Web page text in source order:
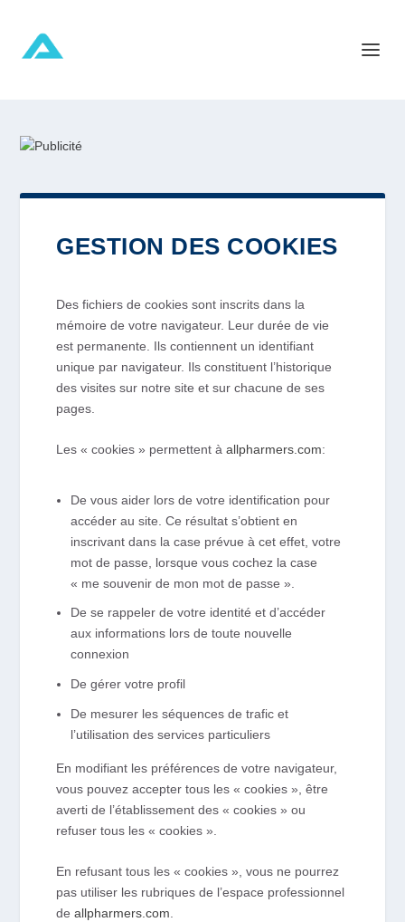
GESTION DES COOKIES
Des fichiers de cookies sont inscrits dans la
mémoire de votre navigateur. Leur durée de vie
est permanente. Ils contiennent un identifiant
unique par navigateur. Ils constituent l’historique
des visites sur notre site et sur chacune de ses
pages.
Les « cookies » permettent àallpharmers.com:
De vous aider lors de votre identification pour
accéder au site. Ce résultat s’obtient en
inscrivant dans la case prévue à cet effet, votre
mot de passe, lorsque vous cochez la case
« me souvenir de mon mot de passe ».
De se rappeler de votre identité et d’accéder
aux informations lors de toute nouvelle
connexion
De gérer votre profil
De mesurer les séquences de trafic et
l’utilisation des services particuliers
En modifiant les préférences de votre navigateur,
vous pouvez accepter tous les « cookies », être
averti de l’établissement des « cookies » ou
refuser tous les « cookies ».
En refusant tous les « cookies », vous ne pourrez
pas utiliser les rubriques de l’espace professionnel
deallpharmers.com.